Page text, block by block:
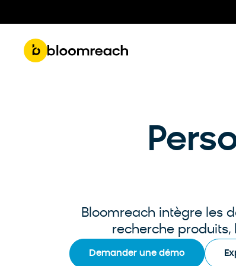
Bloomreach intègre les
recherche produits,
Demander une démo